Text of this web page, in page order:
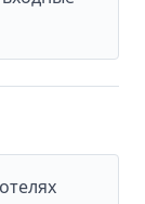
более